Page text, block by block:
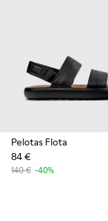
Pelotas Flota
84 €
140 € -40%